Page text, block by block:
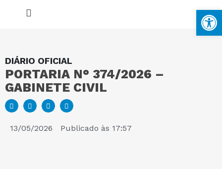
DIÁRIO OFICIAL
PORTARIA N° 374/2026 –
GABINETE CIVIL
13/05/2026 Publicado às 17:57
MAPA DO SITE
PORTAL DA TRANSPARÊNCIA
E-SIC